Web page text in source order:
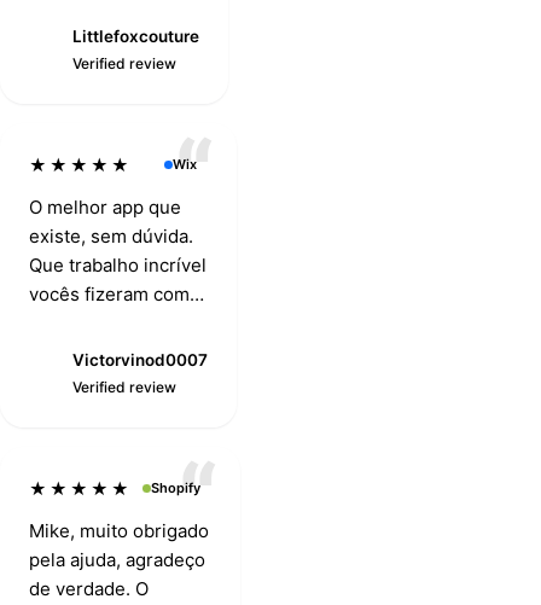
Littlefoxcouture
Verified review
★★★★★ Wix
O melhor app que
existe, sem dúvida.
Que trabalho incrível
vocês fizeram com
Victorvinod0007
Verified review
★★★★★ Shopify
Mike, muito obrigado
pela ajuda, agradeço
de verdade. O